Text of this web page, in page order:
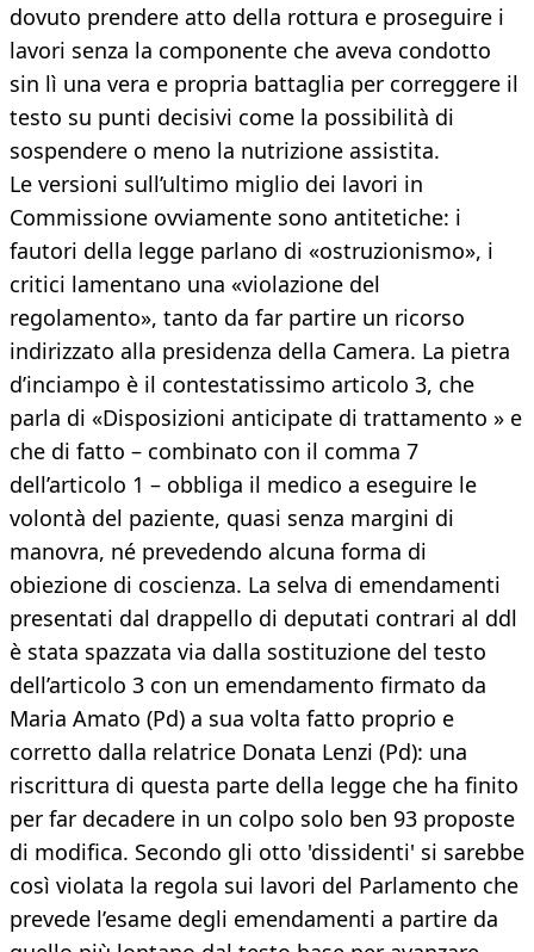
dovuto prendere atto della rottura e proseguire i
lavori senza la componente che aveva condotto
sin lì una vera e propria battaglia per correggere il
testo su punti decisivi come la possibilità di
sospendere o meno la nutrizione assistita.
Le versioni sull’ultimo miglio dei lavori in
Commissione ovviamente sono antitetiche: i
fautori della legge parlano di «ostruzionismo», i
critici lamentano una «violazione del
regolamento», tanto da far partire un ricorso
indirizzato alla presidenza della Camera. La pietra
d’inciampo è il contestatissimo articolo 3, che
parla di «Disposizioni anticipate di trattamento » e
che di fatto – combinato con il comma 7
dell’articolo 1 – obbliga il medico a eseguire le
volontà del paziente, quasi senza margini di
manovra, né prevedendo alcuna forma di
obiezione di coscienza. La selva di emendamenti
presentati dal drappello di deputati contrari al ddl
è stata spazzata via dalla sostituzione del testo
dell’articolo 3 con un emendamento firmato da
Maria Amato (Pd) a sua volta fatto proprio e
corretto dalla relatrice Donata Lenzi (Pd): una
riscrittura di questa parte della legge che ha finito
per far decadere in un colpo solo ben 93 proposte
di modifica. Secondo gli otto 'dissidenti' si sarebbe
così violata la regola sui lavori del Parlamento che
prevede l’esame degli emendamenti a partire da